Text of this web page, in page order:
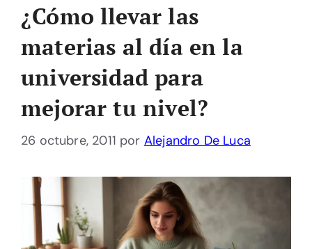
¿Cómo llevar las
materias al día en la
universidad para
mejorar tu nivel?
26 octubre, 2011 por Alejandro De Luca